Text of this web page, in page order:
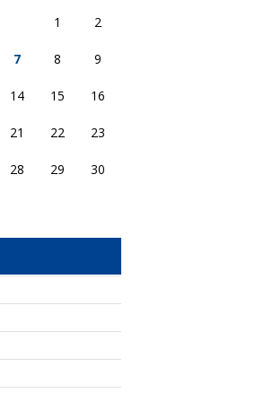
1 2
7 8 9
14 15 16
21 22 23
28 29 30